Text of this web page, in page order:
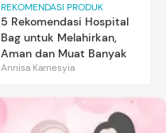
REKOMENDASI PRODUK
5 Rekomendasi Hospital
Bag untuk Melahirkan,
Aman dan Muat Banyak
Annisa Karnesyia